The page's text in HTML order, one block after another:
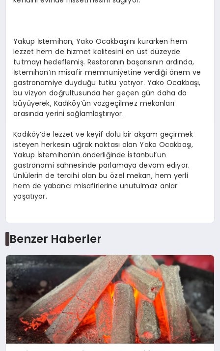
Yakup İstemihan, Yako Ocakbaşı’nı kurarken hem
lezzet hem de hizmet kalitesini en üst düzeyde
tutmayı hedeflemiş. Restoranın başarısının ardında,
İstemihan’ın misafir memnuniyetine verdiği önem ve
gastronomiye duyduğu tutku yatıyor. Yako Ocakbaşı,
bu vizyon doğrultusunda her geçen gün daha da
büyüyerek, Kadıköy’ün vazgeçilmez mekanları
arasında yerini sağlamlaştırıyor.
Kadıköy’de lezzet ve keyif dolu bir akşam geçirmek
isteyen herkesin uğrak noktası olan Yako Ocakbaşı,
Yakup İstemihan’ın önderliğinde İstanbul’un
gastronomi sahnesinde parlamaya devam ediyor.
Ünlülerin de tercihi olan bu özel mekan, hem yerli
hem de yabancı misafirlerine unutulmaz anlar
yaşatıyor.
Benzer Haberler